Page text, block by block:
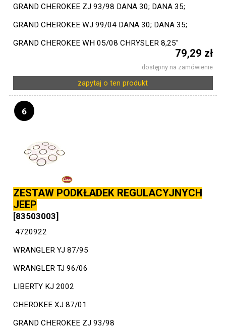
GRAND CHEROKEE ZJ 93/98 DANA 30; DANA 35;
GRAND CHEROKEE WJ 99/04 DANA 30; DANA 35;
GRAND CHEROKEE WH 05/08 CHRYSLER 8,25"
79,29 zł
dostępny na zamówienie
zapytaj o ten produkt
6
ZESTAW PODKŁADEK REGULACYJNYCH
JEEP
[83503003]
4720922
WRANGLER YJ 87/95
WRANGLER TJ 96/06
LIBERTY KJ 2002
CHEROKEE XJ 87/01
GRAND CHEROKEE ZJ 93/98